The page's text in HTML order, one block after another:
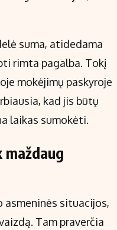
suma, atidedama
rimta pagalba. Tokį
mokėjimų paskyroje
kad jis būtų
laikas sumokėti.
asmeninės situacijos,
Tam praverčia